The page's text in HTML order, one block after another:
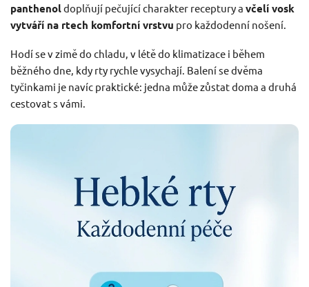
panthenoldoplňují pečující charakter receptury a včelí vosk
vytváří na rtech komfortní vrstvu pro každodenní nošení.
Hodí se v zimě do chladu, v létě do klimatizace i během
běžného dne, kdy rty rychle vysychají. Balení se dvěma
tyčinkami je navíc praktické: jedna může zůstat doma a druhá
cestovat s vámi.